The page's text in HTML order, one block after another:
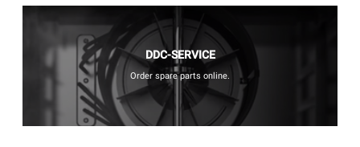
DDC-SERVICE
Order spare parts online.